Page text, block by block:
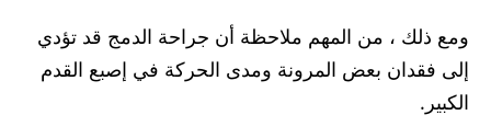
ومع ذلك ، من المهم ملاحظة أن جراحة الدمج قد تؤدي
إلى فقدان بعض المرونة ومدى الحركة في إصبع القدم
الكبير.